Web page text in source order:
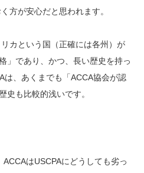
方が安心だと思われます。
カという国（正確には各州）が
」であり、かつ、長い歴史を持っ
は、あくまでも「ACCA協会が認
史も比較的浅いです。
ACCAはUSCPAにどうしても劣っ